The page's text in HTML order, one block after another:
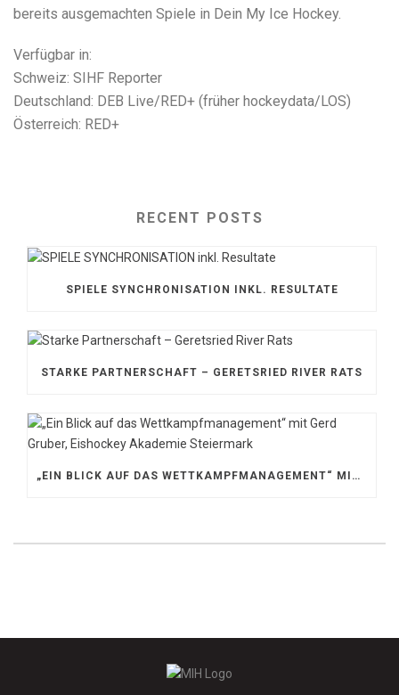
bereits ausgemachten Spiele in Dein My Ice Hockey.
Verfügbar in:
Schweiz: SIHF Reporter
Deutschland: DEB Live/RED+ (früher hockeydata/LOS)
Österreich: RED+
RECENT POSTS
SPIELE SYNCHRONISATION INKL. RESULTATE
STARKE PARTNERSCHAFT – GERETSRIED RIVER RATS
„EIN BLICK AUF DAS WETTKAMPFMANAGEMENT“ MIT GERD GRUBER, EISHOCKEY AKADEMIE STEIERMARK